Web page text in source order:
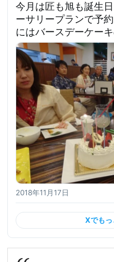
今月は匠も旭も誕生
ーサリープランで予
にはバースデーケー
2018年11月17日
Xでも